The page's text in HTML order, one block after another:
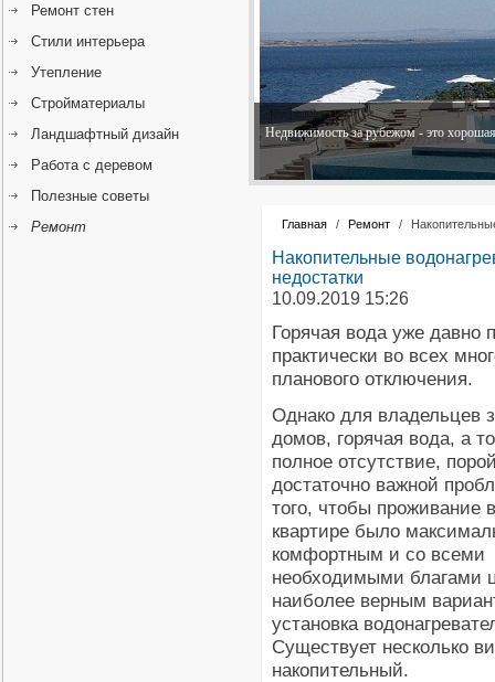
Недвижимость за рубежом - это
Главная / Ремонт /
Накопительные
недостатки
10.09.2019 15:26
Горячая вода уже давно
практически во всех
планового отключения.
Однако для владельцев
домов, горячая вода, а
полное отсутствие,
достаточно важной
того, чтобы проживание
квартире было
комфортным и со всеми
необходимыми благами
наиболее верным
установка
Существует несколько
накопительный.
Ремонт стен
Стили интерьера
Утепление
Стройматериалы
Ландшафтный дизайн
Работа с деревом
Полезные советы
Ремонт